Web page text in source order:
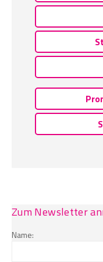
Zum Newsletter
Name: